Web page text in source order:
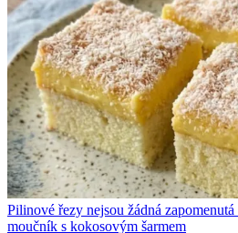
Pilinové řezy nejsou žádná
moučník s kokosovým šarmem